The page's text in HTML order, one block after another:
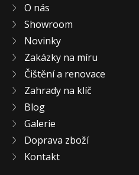
O nás
Showroom
Novinky
Zakázky na míru
Čištění a renovace
Zahrady na klíč
Blog
Galerie
Doprava zboží
Kontakt